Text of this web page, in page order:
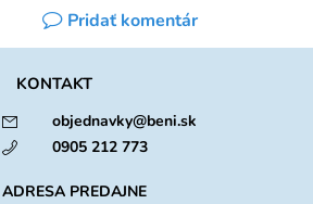
Pridať komentár
KONTAKT
objednavky@beni.sk
0905 212 773
ADRESA PREDAJNE